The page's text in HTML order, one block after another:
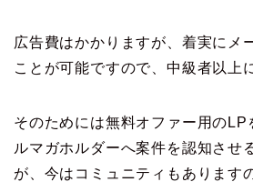
広告費はかかりますが、着実にメ
ことが可能ですので、中級者以上
そのためには無料オファー用のLP
ルマガホルダーへ案件を認知させ
が、今はコミュニティもあります